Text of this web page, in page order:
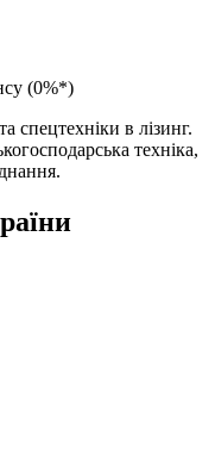
(0%*)
спецтехніки в лізинг.
техніка,